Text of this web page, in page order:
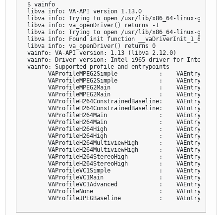
$ vainfo
libva info: VA-API version 1.13.0
libva info: Trying to open /usr/lib/x86_64-linux-gnu/dri/
libva info: va_openDriver() returns -1
libva info: Trying to open /usr/lib/x86_64-linux-gnu/dri/
libva info: Found init function __vaDriverInit_1_8
libva info: va_openDriver() returns 0
vainfo: VA-API version: 1.13 (libva 2.12.0)
vainfo: Driver version: Intel i965 driver for Intel(R)
vainfo: Supported profile and entrypoints
VAProfileMPEG2Simple            :
VAProfileMPEG2Simple            :
VAProfileMPEG2Main              :
VAProfileMPEG2Main              :
VAProfileH264ConstrainedBaseline:
VAProfileH264ConstrainedBaseline:
VAProfileH264Main               :
VAProfileH264Main               :
VAProfileH264High               :
VAProfileH264High               :
VAProfileH264MultiviewHigh      :
VAProfileH264MultiviewHigh      :
VAProfileH264StereoHigh         :
VAProfileH264StereoHigh         :
VAProfileVC1Simple              :
VAProfileVC1Main                :
VAProfileVC1Advanced            :
VAProfileNone                   :
VAProfileJPEGBaseline           :